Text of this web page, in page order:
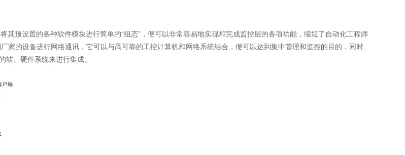
预设置的各种软件模块进行简单的“组态”，便可以非常容易地实现和完成监控层的各项功能，缩短了自动化工程师
家的设备进行网络通讯，它可以与高可靠的工控计算机和网络系统结合，便可以达到集中管理和监控的目的，同时
软、硬件系统来进行集成。